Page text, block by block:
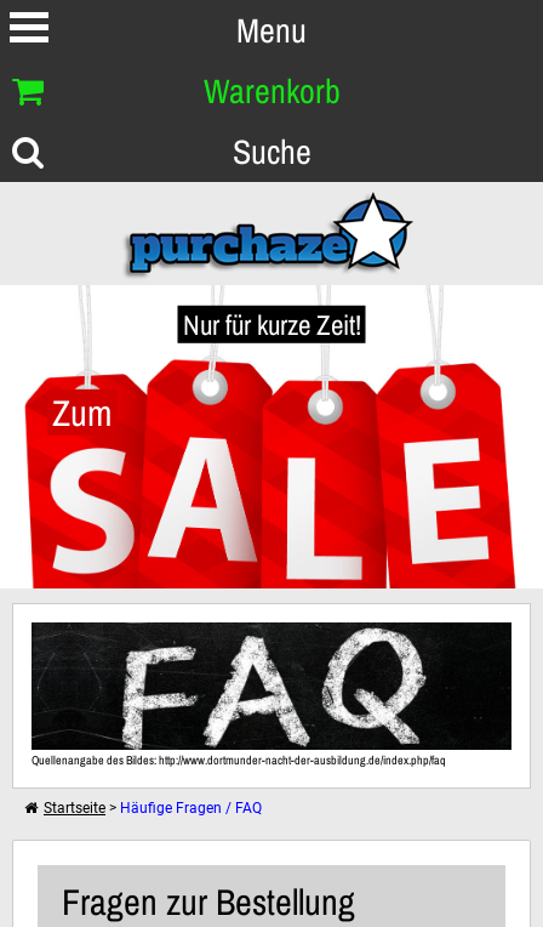
Menu
Warenkorb
Suche
Nur für kurze Zeit!
Zum
Dein Warenkorb ist leer!
Weiter einkaufen
Quellenangabe des Bildes: http://www.dortmunder-nacht-der-ausbildung.de/index.php/faq
Startseite > Häufige Fragen / FAQ
Fragen zur Bestellung